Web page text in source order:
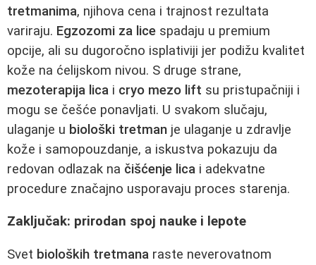
tretmanima, njihova cena i trajnost rezultata
variraju. Egzozomi za lice spadaju u premium
opcije, ali su dugoročno isplativiji jer podižu kvalitet
kože na ćelijskom nivou. S druge strane,
mezoterapija lica i cryo mezo lift su pristupačniji i
mogu se češće ponavljati. U svakom slučaju,
ulaganje u biološki tretman je ulaganje u zdravlje
kože i samopouzdanje, a iskustva pokazuju da
redovan odlazak na čišćenje lica i adekvatne
procedure značajno usporavaju proces starenja.
Zaključak: prirodan spoj nauke i lepote
Svet bioloških tretmana raste neverovatnom